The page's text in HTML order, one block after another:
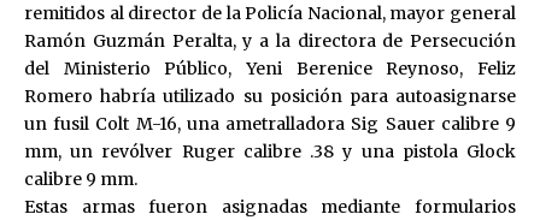
remitidos al director de la Policía Nacional, mayor general
Ramón Guzmán Peralta, y a la directora de Persecución
del Ministerio Público, Yeni Berenice Reynoso, Feliz
Romero habría utilizado su posición para autoasignarse
un fusil Colt M-16, una ametralladora Sig Sauer calibre 9
mm, un revólver Ruger calibre .38 y una pistola Glock
calibre 9 mm.
Estas armas fueron asignadas mediante formularios